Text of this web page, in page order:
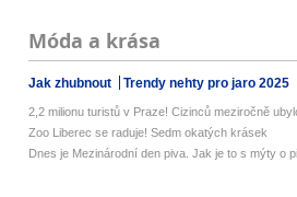
Móda a krása
Jak zhubnout Trendy nehty pro jaro 2025
2,2 milionu turistů v Praze! Cizinců meziročně
Zoo Liberec se raduje! Sedm okatých krásek
Dnes je Mezinárodní den piva. Jak je to s mýty o